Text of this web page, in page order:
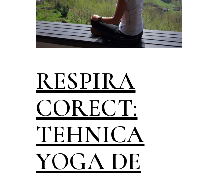
RESPIRA
CORECT:
TEHNICA
YOGA DE